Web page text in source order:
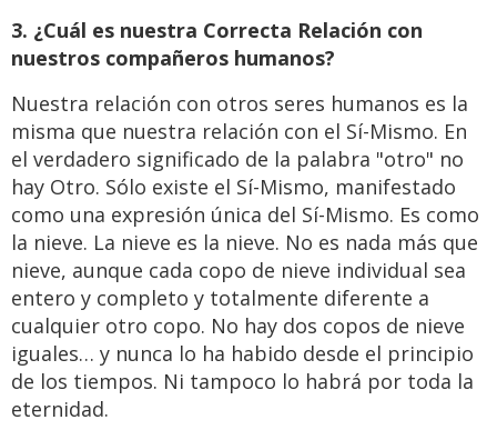
3. ¿Cuál es nuestra Correcta Relación con
nuestros compañeros humanos?
Nuestra relación con otros seres humanos es la
misma que nuestra relación con el Sí-Mismo. En
el verdadero significado de la palabra "otro" no
hay Otro. Sólo existe el Sí-Mismo, manifestado
como una expresión única del Sí-Mismo. Es como
la nieve. La nieve es la nieve. No es nada más que
nieve, aunque cada copo de nieve individual sea
entero y completo y totalmente diferente a
cualquier otro copo. No hay dos copos de nieve
iguales… y nunca lo ha habido desde el principio
de los tiempos. Ni tampoco lo habrá por toda la
eternidad.